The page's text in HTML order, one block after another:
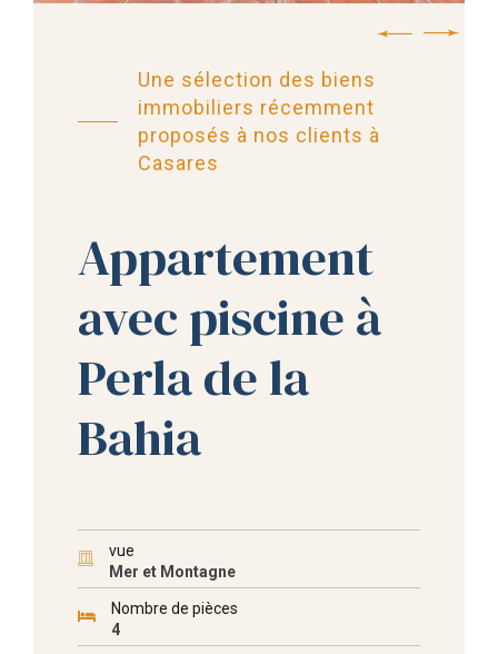
Une sélection des biens
immobiliers récemment
proposés à nos clients à
Casares
Appartement
avec piscine à
Perla de la
Bahia
vue
Mer et Montagne
Nombre de pièces
4